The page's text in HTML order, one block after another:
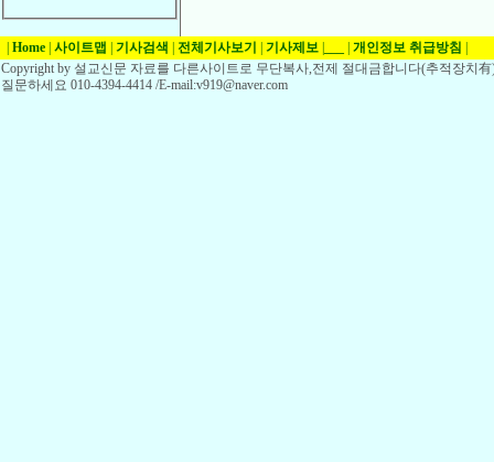
Home 사이트맵 기사검색 전체기사보기 기사제보 개인정보 취급방침
Copyright by 설교신문 자료를 다른사이트로 무단복사,전제 절대금합니다(추적장치
질문하세요 010-4394-4414 /E-mail:v919@naver.com